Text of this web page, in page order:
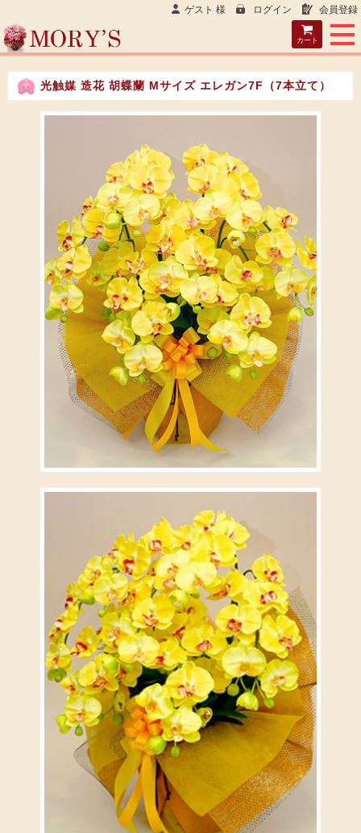
ゲスト 様 ログイン 会員登録
カート
光触媒 造花 胡蝶蘭 Mサイズ エレガン7F（7本立て）